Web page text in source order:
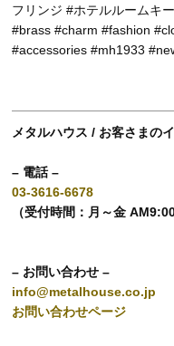
フリンジ #ホテルルームキ
#brass #charm #fashion
#accessories #mh1933
メタルハウス / お客さまの
– 電話 –
03-3616-6678
（受付時間：月～金
– お問い合わせ –
info@metalhouse.co.jp
お問い合わせページ